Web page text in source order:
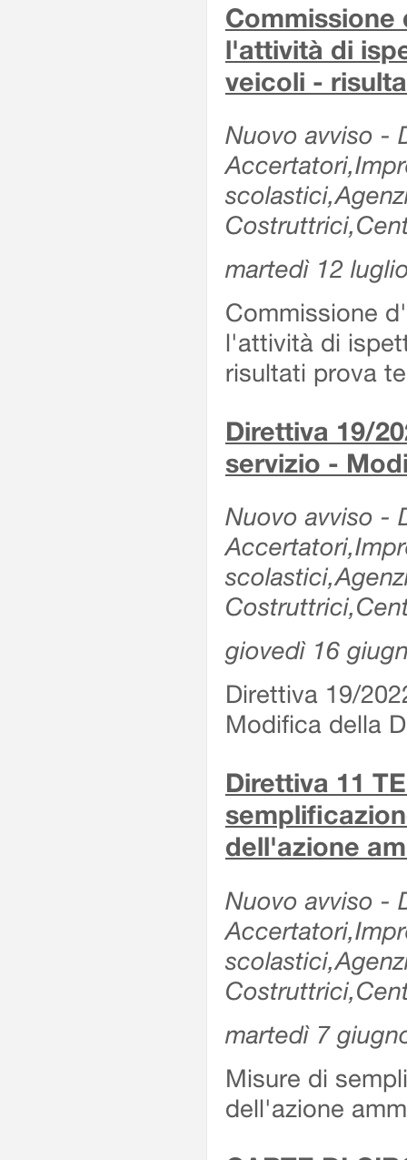
l'attività di
veicoli -
Nuovo avviso -
martedì 12
Commissione
l'attività di
risultati prova
Direttiva 19/
servizio -
Nuovo avviso -
giovedì 16
Direttiva 19/
Modifica della
Direttiva 11
dell'azione
Nuovo avviso -
martedì 7
Misure di
dell'azione